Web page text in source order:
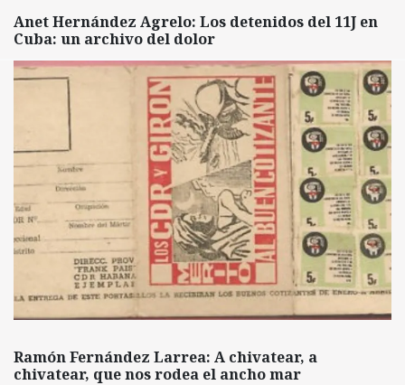
Anet Hernández Agrelo: Los detenidos del 11J en
Cuba: un archivo del dolor
Ramón Fernández Larrea: A chivatear, a
chivatear, que nos rodea el ancho mar